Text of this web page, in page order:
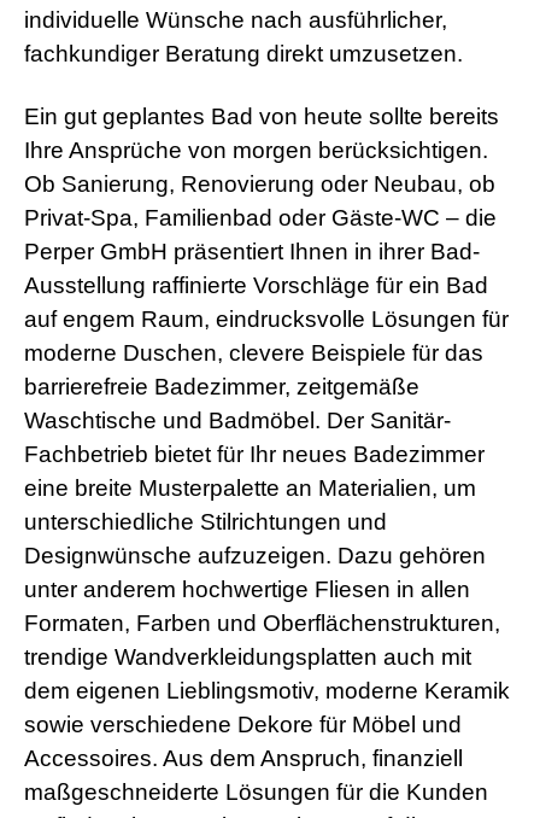
individuelle Wünsche nach ausführlicher,
fachkundiger Beratung direkt umzusetzen.
Ein gut geplantes Bad von heute sollte bereits
Ihre Ansprüche von morgen berücksichtigen.
Ob Sanierung, Renovierung oder Neubau, ob
Privat-Spa, Familienbad oder Gäste-WC – die
Perper GmbH präsentiert Ihnen in ihrer Bad-
Ausstellung raffinierte Vorschläge für ein Bad
auf engem Raum, eindrucksvolle Lösungen für
moderne Duschen, clevere Beispiele für das
barrierefreie Badezimmer, zeitgemäße
Waschtische und Badmöbel. Der Sanitär-
Fachbetrieb bietet für Ihr neues Badezimmer
eine breite Musterpalette an Materialien, um
unterschiedliche Stilrichtungen und
Designwünsche aufzuzeigen. Dazu gehören
unter anderem hochwertige Fliesen in allen
Formaten, Farben und Oberflächenstrukturen,
trendige Wandverkleidungsplatten auch mit
dem eigenen Lieblingsmotiv, moderne Keramik
sowie verschiedene Dekore für Möbel und
Accessoires. Aus dem Anspruch, finanziell
maßgeschneiderte Lösungen für die Kunden